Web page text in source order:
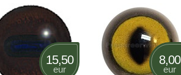
15,50
eur
8,00
eur